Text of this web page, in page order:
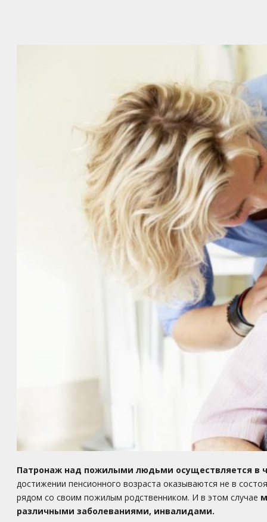
Патронаж над пожилыми людьми осуществляется в
достижении пенсионного возраста оказываются не в
рядом со своим пожилым родственником. И в этом случае
различными заболеваниями, инвалидами.